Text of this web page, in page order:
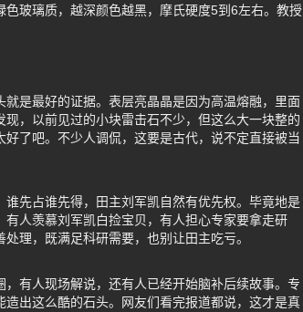
玻璃质，越深颜色越黑，摩氏硬度5到6左右。教授
是最好的证据。表层亮晶晶是因为高温熔融，里面
，以前见过的小块雷击石不少，但这么大一块整的
了吧。不少人调侃，这要是古代，说不定直接被当
先占谁先得，田主刘军凯自然有优先权。毕竟地是
人羡慕刘军凯白捡宝贝，有人担心专家要拿走研
理，既满足科研需要，也别让田主吃亏。
有人现场解说，还有人已经开始脑补后续故事。专
出这么酷的石头。网友们看完报道都说，这才是真